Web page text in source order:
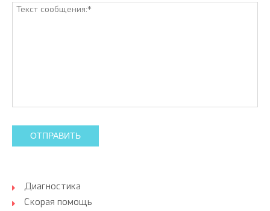
ОТПРАВИТЬ
Диагностика
Скорая помощь